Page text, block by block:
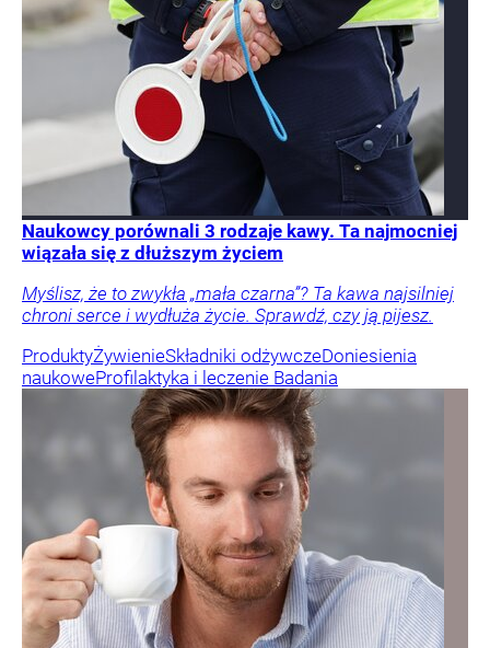
Naukowcy porównali 3 rodzaje kawy. Ta najmocniej
wiązała się z dłuższym życiem
Myślisz, że to zwykła „mała czarna”? Ta kawa najsilniej
chroni serce i wydłuża życie. Sprawdź, czy ją pijesz.
ProduktyŻywienieSkładniki odżywczeDoniesienia
naukoweProfilaktyka i leczenie Badania